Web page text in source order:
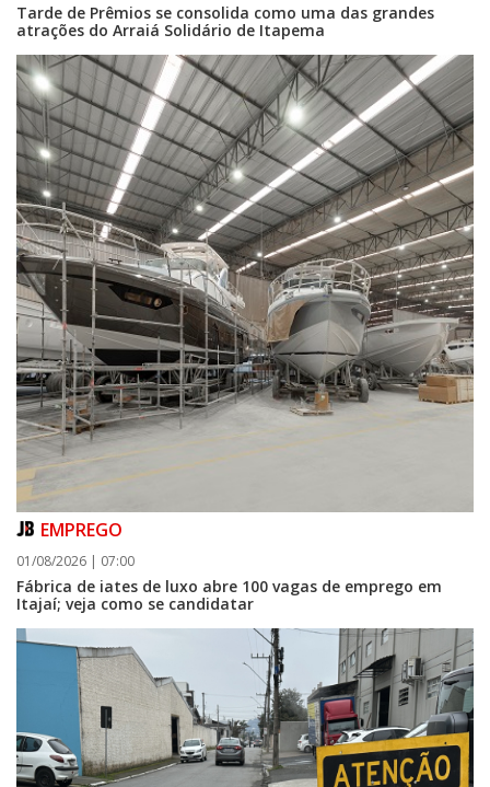
05/08/2026 | 07:00
Curta-metragem navegantino estreia no Cineteatro Carecão com debate
sobre direitos da mulher
Tarde de Prêmios se consolida como uma das grandes
atrações do Arraiá Solidário de Itapema
EMPREGO
01/08/2026 | 07:00
Fábrica de iates de luxo abre 100 vagas de emprego em
Itajaí; veja como se candidatar